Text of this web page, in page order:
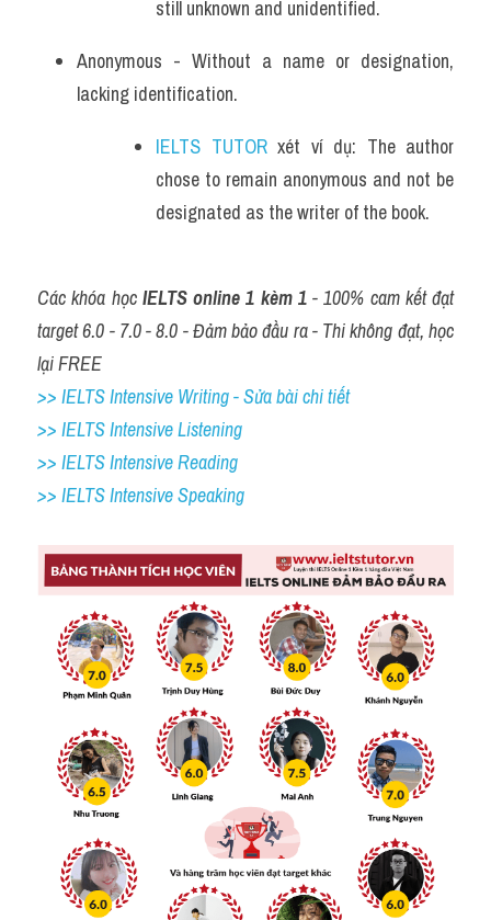
still unknown and unidentified.
Anonymous - Without a name or designation,
lacking identification.
IELTS TUTOR xét ví dụ: The author
chose to remain anonymous and not be
designated as the writer of the book.
Các khóa học IELTS online 1 kèm 1 - 100% cam kết đạt
target 6.0 - 7.0 - 8.0 - Đảm bảo đầu ra - Thi không đạt, học
lại FREE
>> IELTS Intensive Writing - Sửa bài chi tiết
>> IELTS Intensive Listening
>> IELTS Intensive Reading
>> IELTS Intensive Speaking